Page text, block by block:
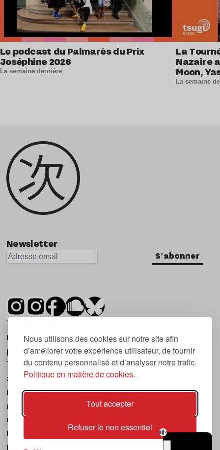
Nous utilisons des cookies sur notre site afin
d’améliorer votre expérience utilisateur, de fournir
du contenu personnalisé et d’analyser notre trafic.
Politique en matière de cookies.
Tout accepter
Refuser le non essentiel
Le podcast du Palmarès du Prix
Joséphine 2026
La semaine dernière
La
Nazaire
Moon,
et La
La semaine
Newsletter
S'abonner
Tsugi est un mensuel indépendant sur la
musique et les nouvelles tendances, dont la
première parution date de 2007.
Tsugi en japonais signifie « prochain », « suivant
», ce qui correspond à la thématique du
magazine, à l’affût des nouvelles tendances
musicales, qu’elles viennent de la musique
électronique, du rock ou du hip hop, et des
nouveaux phénomènes de société liés à la
musique.